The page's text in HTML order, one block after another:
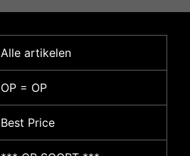
Alle artikelen
OP = OP
Best Price